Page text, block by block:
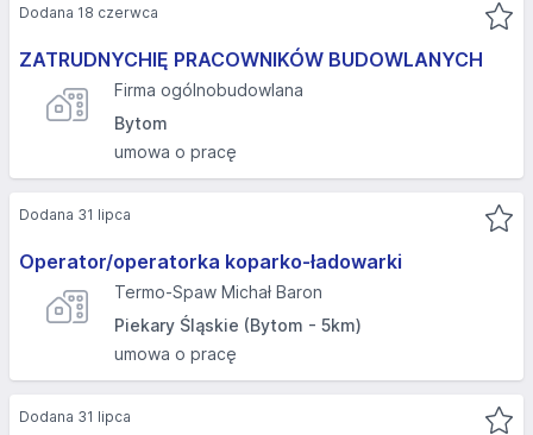
ZATRUDNYCHIĘ PRACOWNIKÓW BUDOWLANYCH
Firma ogólnobudowlana
Bytom
umowa o pracę
Dodana 18 czerwca
Operator/operatorka koparko-ładowarki
Termo-Spaw Michał Baron
Piekary Śląskie (Bytom - 5km)
umowa o pracę
Dodana 31 lipca
Dodana 31 lipca